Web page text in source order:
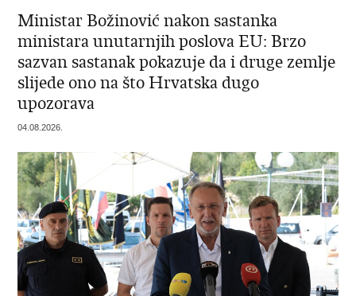
Ministar Božinović nakon sastanka
ministara unutarnjih poslova EU: Brzo
sazvan sastanak pokazuje da i druge zemlje
slijede ono na što Hrvatska dugo
upozorava
04.08.2026.